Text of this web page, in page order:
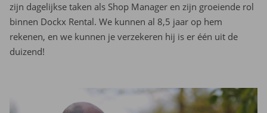
zijn dagelijkse taken als Shop Manager en zijn groeiende rol
binnen Dockx Rental. We kunnen al 8,5 jaar op hem
rekenen, en we kunnen je verzekeren hij is er één uit de
duizend!